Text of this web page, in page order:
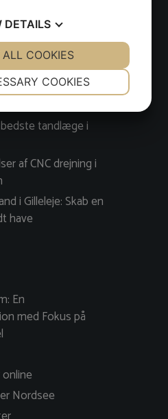
og sikkert i en CC
VVS-service på
tandlæge i
af CNC drejning i
i Gilleleje: Skab en
have
En
med Fokus på
Nordsee
DETAILS
YES NO
STATISTICS
COOKIES
COOKIES